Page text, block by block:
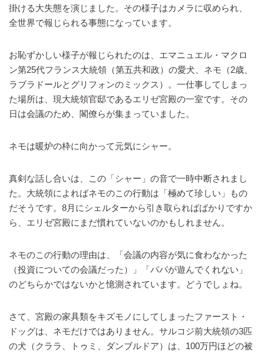
掛ける大失態を演じました。その様子はカメラに収められ、
全世界で報じられる事態になっています。
お恥ずかしい様子が報じられたのは、エマニュエル・マクロ
ン第25代フランス大統領（第五共和政）の愛犬、ネモ（2歳、
ラブラドールとグリフォンのミックス）。一仕事してしまっ
た場所は、現大統領官邸であるエリゼ宮殿の一室です。その
日は会議のため、閣僚らが集まっていました。
ネモは暖炉の枠に向かって元気にシャー。
真剣な話し合いは、この「シャー」の音で一時中断されまし
た。大統領によればネモのこの行動は「極めて珍しい」もの
だそうです。8月にシェルターから引き取らればばかりですか
ら、エリゼ宮殿にまだ慣れていないのかもしれません。
ネモのこの行動の理由は、「会議の内容が気に食わなかった
（投資についての会議だった）」「パパが遊んでくれない」
のどちらかではないかと憶測されています。どうでしょね。
さて、宮殿の家具類をキズモノにしてしまったファースト・
ドッグは、ネモだけではありません。サルコジ前大統領の3匹
の犬（クララ、トゥミ、ダンブルドア）は、100万円ほどの被